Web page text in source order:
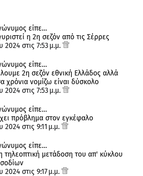
είπε…
η 2η σεζόν από τις Σέρρες
στις 7:53 μ.μ.
είπε…
2η σεζόν εθνική Ελλάδος αλλά
χρόνια νομίζω είναι δύσκολο
στις 7:53 μ.μ.
είπε…
πρόβλημα στον εγκέφαλο
στις 9:11 μ.μ.
είπε…
μετάδοση του απ' κύκλου
στις 9:17 μ.μ.